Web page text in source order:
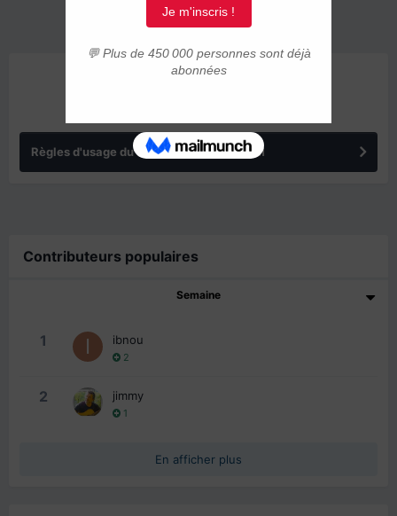
Règles d'usage du forum IMMIGRER.COM
Contributeurs populaires
Semaine
1 ibnou
2
2 jimmy
1
En afficher plus